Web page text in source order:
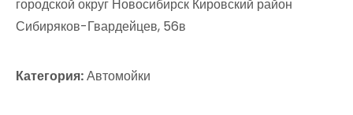
городской округ Новосибирск Кировский район
Сибиряков-Гвардейцев, 56в
Категория:Автомойки